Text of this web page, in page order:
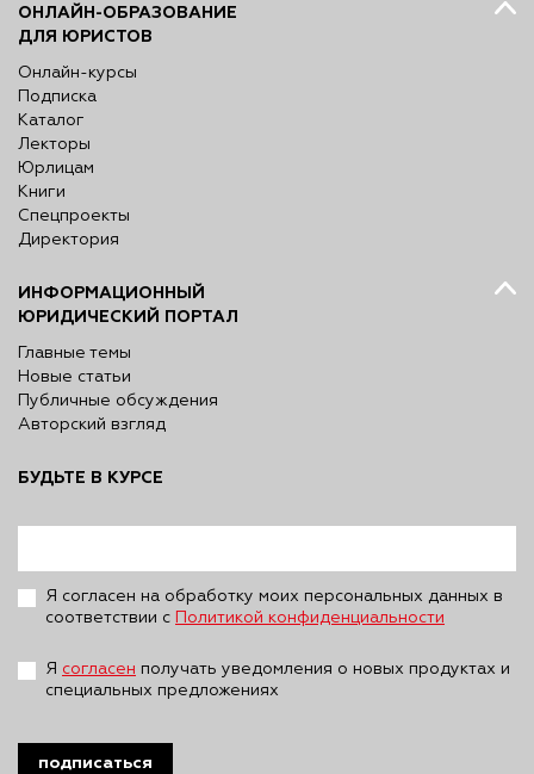
ОНЛАЙН-ОБРАЗОВАНИЕ
ДЛЯ ЮРИСТОВ
Онлайн-курсы
Подписка
Каталог
Лекторы
Юрлицам
Книги
Спецпроекты
Директория
ИНФОРМАЦИОННЫЙ
ЮРИДИЧЕСКИЙ ПОРТАЛ
Главные темы
Новые статьи
Публичные обсуждения
Авторский взгляд
БУДЬТЕ В КУРСЕ
Я согласен на обработку моих персональных данных в
соответствии с
Политикой конфиденциальности
Я согласен получать уведомления о новых продуктах и
специальных предложениях
подписаться